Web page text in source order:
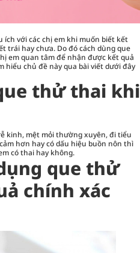
với các chị em khi muốn biết kết
trái hay chưa. Do đó cách dùng que
em quan tâm để nhận được kết quả
hiểu chủ đề này qua bài viết dưới đây
thử thai khi
kinh, mệt mỏi thường xuyên, đi tiểu
hơn hay có dấu hiệu buồn nôn thì
có thai hay không.
que thử
chính xác